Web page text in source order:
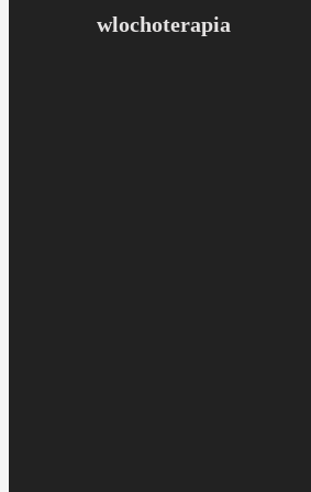
wlochoterapia